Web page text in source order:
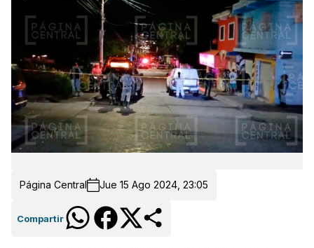
Página Central Jue 15 Ago 2024, 23:05
Compartir